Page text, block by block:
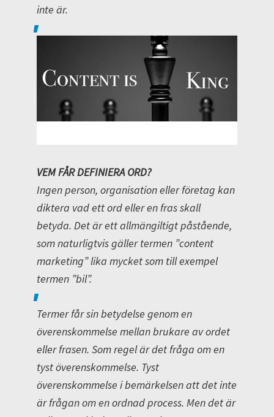
inte är.
VEM FÅR DEFINIERA ORD?
Ingen person, organisation eller företag kan
diktera vad ett ord eller en fras skall
betyda. Det är ett allmängiltigt påstående,
som naturligtvis gäller termen ”content
marketing” lika mycket som till exempel
termen ”bil”.
Termer får sin betydelse genom en
överenskommelse mellan brukare av ordet
eller frasen. Som regel är det fråga om en
tyst överenskommelse. Tyst
överenskommelse i bemärkelsen att det inte
är frågan om en ordnad process. Men det är